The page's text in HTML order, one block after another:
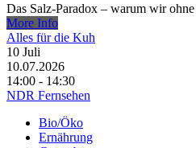
Das Salz-Paradox – warum wir
More Info
Alles für die Kuh
10 Juli
10.07.2026
14:00 - 14:30
NDR Fernsehen
Bio/Öko
Ernährung